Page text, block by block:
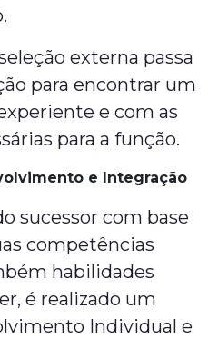
externa passa
para encontrar um
e com as
para a função.
e Integração
sucessor com base
competências
habilidades
é realizado um
Individual e